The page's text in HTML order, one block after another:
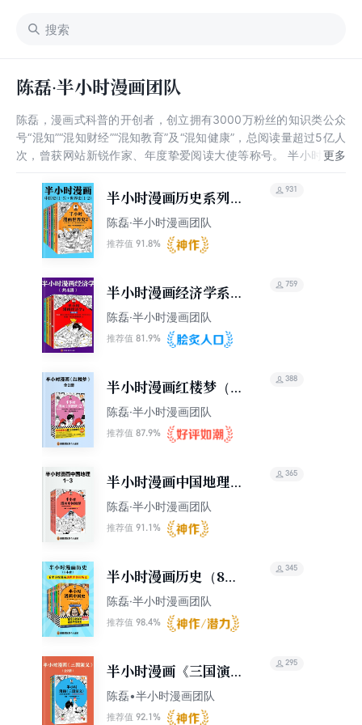
陈磊·半小时漫画团队
陈磊，漫画式科普的开创者，创立拥有3000万粉丝的知识类公众
号“混知”“混知财经”“混知教育”及“混知健康”，总阅读量超过5亿人
次，曾获网站新锐作家、年度挚爱阅读大使等称号。 半小时漫画
识变成有趣又有料的漫画科普书，无论是语文、数学、英语、物
理、化学，还是历史、经济、生物、地理，所有搞不明白的知识
点，半小时漫画通通帮你在哈哈大笑中轻轻松松搞明白。
半小时漫画历史系列
（共7册）（中国史1-
5+世界史1-2）
陈磊·半小时漫画团队
推荐值 91.8%
931
半小时漫画经济学系列
（共4册）
陈磊·半小时漫画团队
推荐值 81.9%
759
半小时漫画红楼梦（全
2册）
陈磊·半小时漫画团队
推荐值 87.9%
388
半小时漫画中国地理：
长江流域（共3册）
陈磊·半小时漫画团队
推荐值 91.1%
365
半小时漫画历史（8
册）（最新修订版）
陈磊·半小时漫画团队
推荐值 98.4%
345
半小时漫画《三国演
义》（全2册）
陈磊•半小时漫画团队
推荐值 92.1%
295